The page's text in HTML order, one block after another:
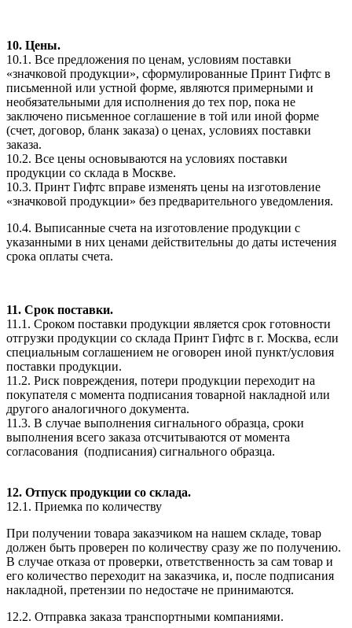
10. Цены.
10.1. Все предложения по ценам, условиям поставки
«значковой продукции», сформулированные Принт Гифтс в
письменной или устной форме, являются примерными и
необязательными для исполнения до тех пор, пока не
заключено письменное соглашение в той или иной форме
(счет, договор, бланк заказа) о ценах, условиях поставки
заказа.
10.2. Все цены основываются на условиях поставки
продукции со склада в Москве.
10.3. Принт Гифтс вправе изменять цены на изготовление
«значковой продукции» без предварительного уведомления.
10.4. Выписанные счета на изготовление продукции с
указанными в них ценами действительны до даты истечения
срока оплаты счета.
11. Срок поставки.
11.1. Сроком поставки продукции является срок готовности
отгрузки продукции со склада Принт Гифтс в г. Москва, если
специальным соглашением не оговорен иной пункт/условия
поставки продукции.
11.2. Риск повреждения, потери продукции переходит на
покупателя с момента подписания товарной накладной или
другого аналогичного документа.
11.3. В случае выполнения сигнального образца, сроки
выполнения всего заказа отсчитываются от момента
согласования (подписания) сигнального образца.
12. Отпуск продукции со склада.
12.1. Приемка по количеству
При получении товара заказчиком на нашем складе, товар
должен быть проверен по количеству сразу же по получению.
В случае отказа от проверки, ответственность за сам товар и
его количество переходит на заказчика, и, после подписания
накладной, претензии по недостаче не принимаются.
12.2. Отправка заказа транспортными компаниями.